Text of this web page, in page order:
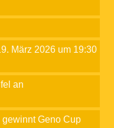
März 2026 um 19:30
an
Geno Cup